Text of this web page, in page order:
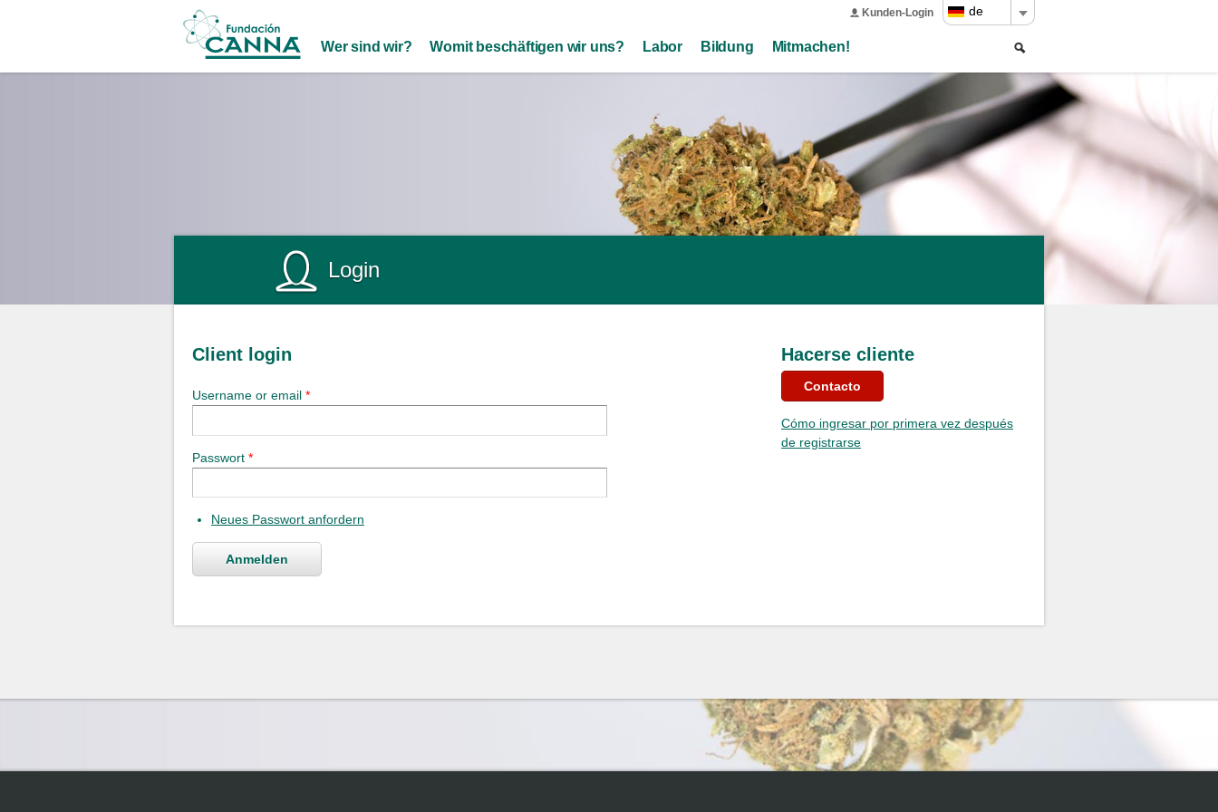
content
de
Kunden-Login
Main menu
Wer sind wir? Womit beschäftigen wir uns? Labor Bildung Mitmachen!
Search
form
Search
Login
Client login
Username or email *
Passwort *
Neues Passwort anfordern
Hacerse cliente
Contacto
Cómo ingresar por primera vez después
de registrarse